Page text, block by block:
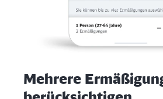
Mehrere